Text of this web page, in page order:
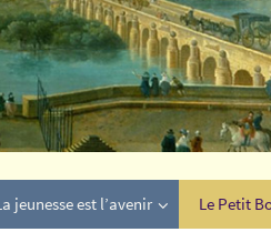
jeunesse est l’avenir Le Petit